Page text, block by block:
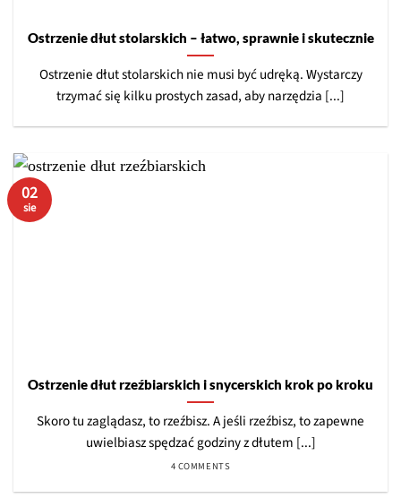
Ostrzenie dłut stolarskich – łatwo, sprawnie i skutecznie
Ostrzenie dłut stolarskich nie musi być udręką. Wystarczy
trzymać się kilku prostych zasad, aby narzędzia [...]
Ostrzenie dłut rzeźbiarskich i snycerskich krok po kroku
Skoro tu zaglądasz, to rzeźbisz. A jeśli rzeźbisz, to zapewne
uwielbiasz spędzać godziny z dłutem [...]
4 COMMENTS
02
sie